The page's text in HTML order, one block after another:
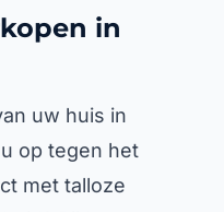
in
uw huis in
op tegen het
met talloze